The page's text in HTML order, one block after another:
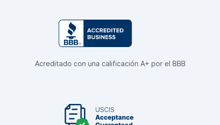
Acreditado con una calificación A+ por el BBB